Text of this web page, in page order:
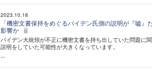
2023.10.18
「機密文書保持をめぐるバイデン氏側の説明が『嘘
影響か
バイデン大統領が不正に機密文書を持ち出していた問題に
説明をしていた可能性が大きくなっています。
...